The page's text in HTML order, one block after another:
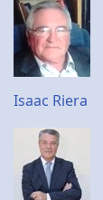
Isaac Riera